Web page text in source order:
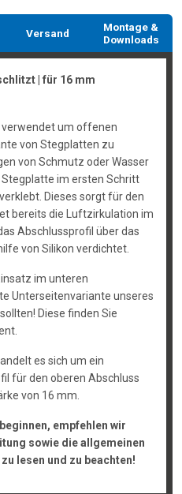
Versand
Montage &
Downloads
| für 16 mm
um offenen
von Stegplatten zu
von Schmutz oder Wasser
im ersten Schritt
Dieses sorgt für den
bereits die Luftzirkulation im
Abschlussprofil über das
von Silikon verdichtet.
im unteren
Unterseitenvariante unseres
Diese finden Sie
es sich um ein
für den oberen Abschluss
von 16 mm.
empfehlen wir
sowie die allgemeinen
lesen und zu beachten!